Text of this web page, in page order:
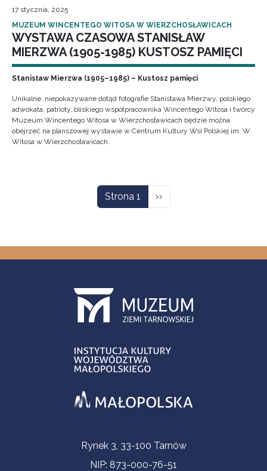
17 stycznia, 2025
MUZEUM WINCENTEGO WITOSA W WIERZCHOSŁAWICACH
WYSTAWA CZASOWA STANISŁAW
MIERZWA (1905-1985) KUSTOSZ PAMIĘCI
Stanisław Mierzwa (1905–1985) – Kustosz pamięci
Unikalne, niepokazywane dotąd fotografie Stanisława Mierzwy, polskiego
adwokata, patrioty, bliskiego współpracownika Wincentego Witosa i twórcy
Muzeum Wincentego Witosa w Wierzchosławicach będzie można
obejrzeć na planszowej wystawie w Centrum Kultury Wsi Polskiej im. W.
Witosa w Wierzchosławicach.
Strona 1 Następna strona
››
Informacje kontaktoweRynek 3, 33-100 Tarnów
NIP: 873-000-76-51